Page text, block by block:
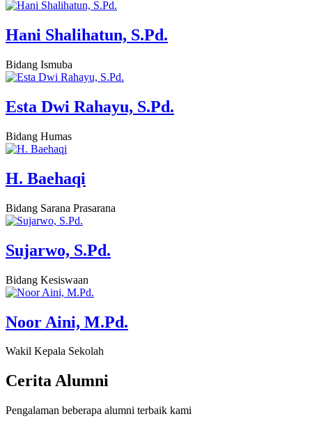
Hani Shalihatun, S.Pd.
Bidang Ismuba
Esta Dwi Rahayu, S.Pd.
Bidang Humas
H. Baehaqi
Bidang Sarana Prasarana
Sujarwo, S.Pd.
Bidang Kesiswaan
Noor Aini, M.Pd.
Wakil Kepala Sekolah
CeritaAlumni
Pengalaman beberapa alumni terbaik kami